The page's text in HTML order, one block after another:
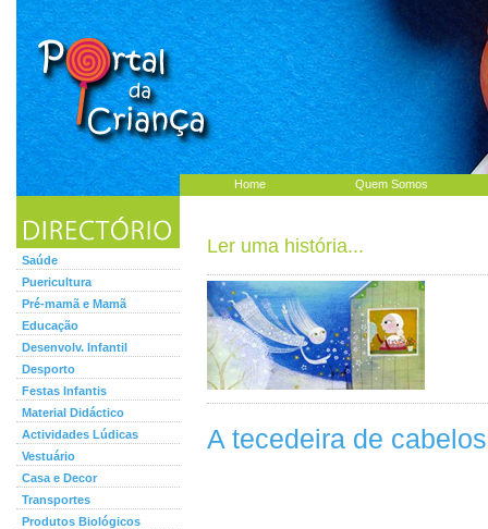
Home Quem Somos
Saúde
Puericultura
Pré-mamã e Mamã
Educação
Desenvolv. Infantil
Desporto
Festas Infantis
Material Didáctico
Actividades Lúdicas
Vestuário
Casa e Decor
Transportes
Produtos Biológicos
Ler uma história...
A tecedeira de